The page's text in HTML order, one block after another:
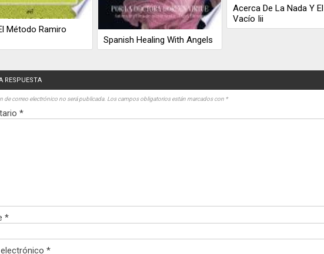
Método Ramiro
Spanish Healing With Angels
Acerca De La Nada Y El
Vacío Iii
RESPUESTA
de correo electrónico no será publicada. Los campos obligatorios están marcados con *
*
*
*